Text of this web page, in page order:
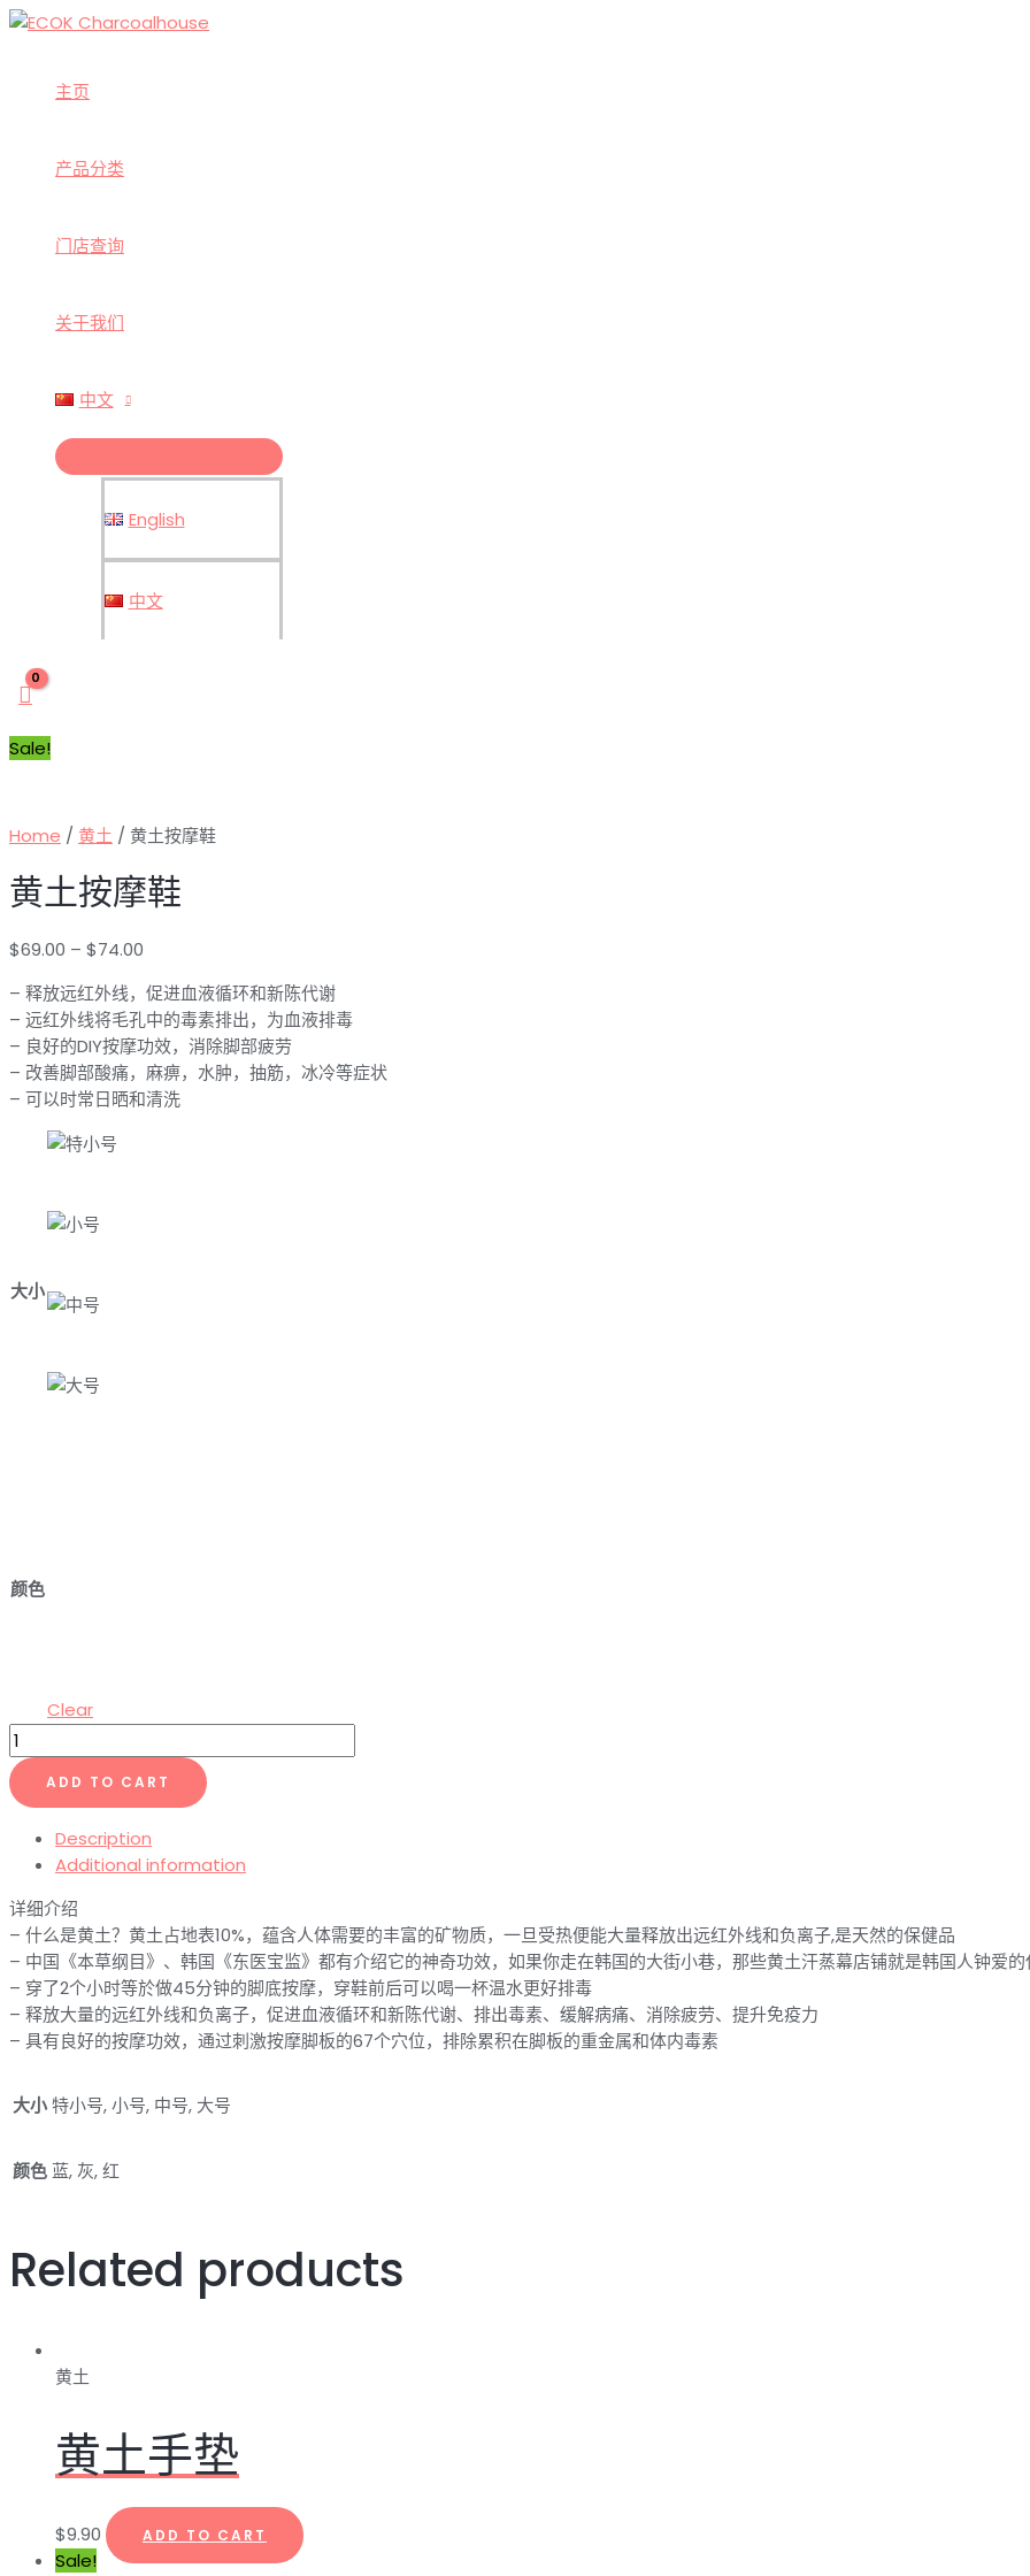
跳
主页
产品分类
门店查询
关于我们
中文
单
English
中文
Sale!
Home / 黄土 / 黄土按摩鞋
黄土按摩鞋
$69.00 – $74.00
– 释放远红外线，促进血液循环和新陈代谢
– 远红外线将毛孔中的毒素排出，为血液排毒
– 良好的DIY按摩功效，消除脚部疲劳
– 改善脚部酸痛，麻痹，水肿，抽筋，冰冷等症状
– 可以时常日晒和清洗
大小
颜色
Clear
黄
土
按
quantity
ADD TO CART
Description
Additional information
详细介绍
– 什么是黄土？黄土占地表10%，蕴含人体需要的丰富的矿物质，一旦受热便能大量释放出远红外线和负离子,是天然的保健品
– 中国《本草纲目》、韩国《东医宝监》都有介绍它的神奇功效，如果你走在韩国的大街小巷，那些黄土汗蒸幕店铺就是韩国人钟爱
– 穿了2个小时等於做45分钟的脚底按摩，穿鞋前后可以喝一杯温水更好排毒
– 释放大量的远红外线和负离子，促进血液循环和新陈代谢、排出毒素、缓解病痛、消除疲劳、提升免疫力
– 具有良好的按摩功效，通过刺激按摩脚板的67个穴位，排除累积在脚板的重金属和体内毒素
大小特小号, 小号, 中号, 大号
颜色蓝, 灰, 红
Related products
黄土
黄土手垫
$9.90 ADD TO CART
Sale!